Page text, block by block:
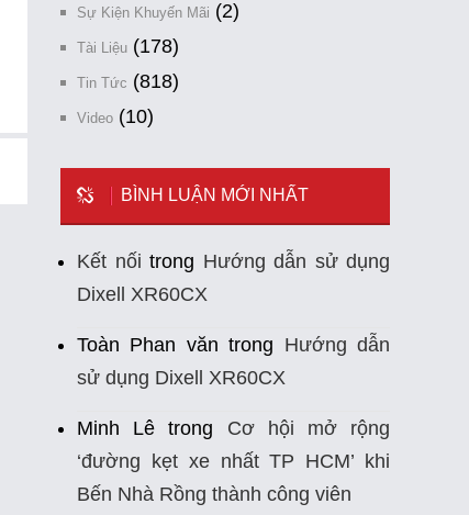
Sự Kiện Khuyến Mãi (2)
Tài Liệu (178)
Tin Tức (818)
Video (10)
BÌNH LUẬN MỚI NHẤT
Kết nối trong Hướng dẫn sử dụng
Dixell XR60CX
Toàn Phan văn trong Hướng dẫn
sử dụng Dixell XR60CX
Minh Lê trong Cơ hội mở rộng
‘đường kẹt xe nhất TP HCM’ khi
Bến Nhà Rồng thành công viên